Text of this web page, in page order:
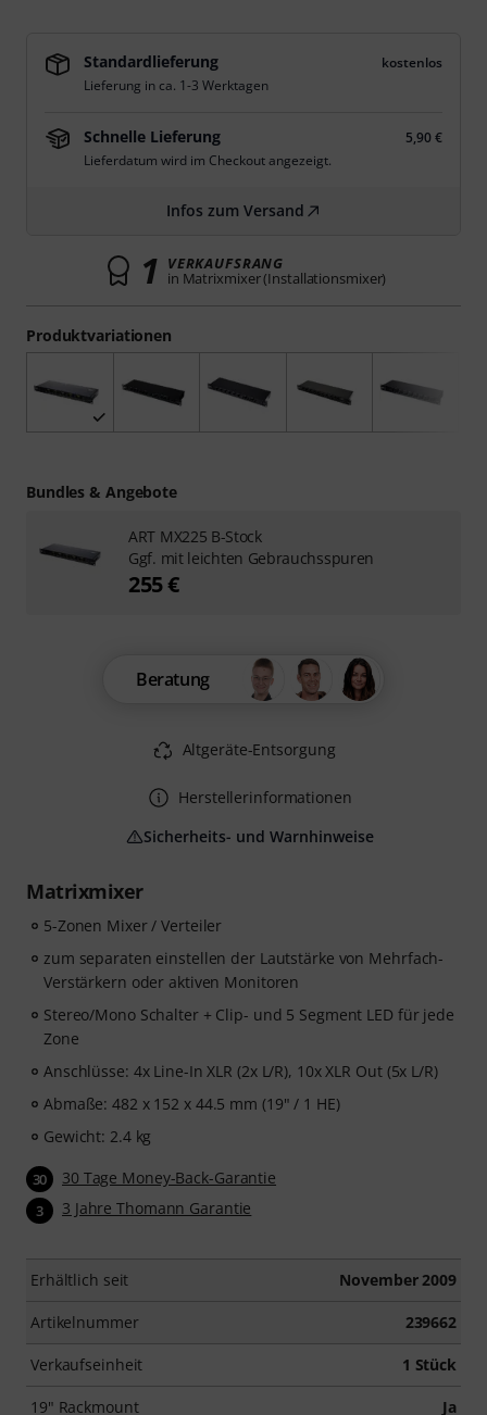
Matrixmixer
5-Zonen Mixer / Verteiler
zum separaten einstellen der Lautstärke von Mehrfach-
Verstärkern oder aktiven Monitoren
Stereo/Mono Schalter + Clip- und 5 Segment LED für jede
Zone
Anschlüsse: 4x Line-In XLR (2x L/R), 10x XLR Out (5x L/R)
Abmaße: 482 x 152 x 44.5 mm (19" / 1 HE)
Gewicht: 2.4 kg
30 30 Tage Money-Back-Garantie
3 3 Jahre Thomann Garantie
Erhältlich seit November 2009
Artikelnummer 239662
Verkaufseinheit 1 Stück
19" Rackmount Ja
Produktvariationen
Standardlieferung
kostenlos
Lieferung in ca. 1-3 Werktagen
Schnelle Lieferung
5,90 €
Lieferdatum wird im Checkout angezeigt.
Infos zum Versand
1 VERKAUFSRANG
in Matrixmixer (Installationsmixer)
Beratung
Altgeräte-Entsorgung
Herstellerinformationen
Sicherheits- und Warnhinweise
Bundles & Angebote
ART MX225 B-Stock
Ggf. mit leichten Gebrauchsspuren
255 €